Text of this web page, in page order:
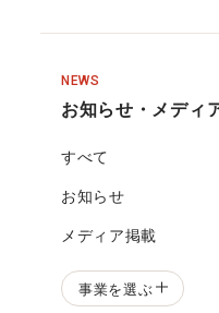
NEWS
お知らせ・メディ
すべて
お知らせ
メディア掲載
事業を選ぶ